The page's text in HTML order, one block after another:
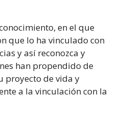
en el que
que lo ha vinculado con
y así reconozca y
han propendido de
proyecto de vida y
a la vinculación con la